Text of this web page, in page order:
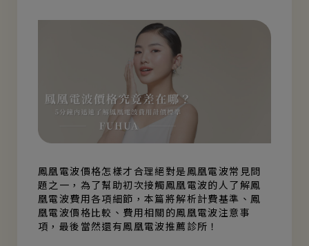
鳳凰電波價格怎樣才合理絕對是鳳凰電波常見問
題之一，為了幫助初次接觸鳳凰電波的人了解鳳
凰電波費用各項細節，本篇將解析計費基準、鳳
凰電波價格比較、費用相關的鳳凰電波注意事
項，最後當然還有鳳凰電波推薦診所！